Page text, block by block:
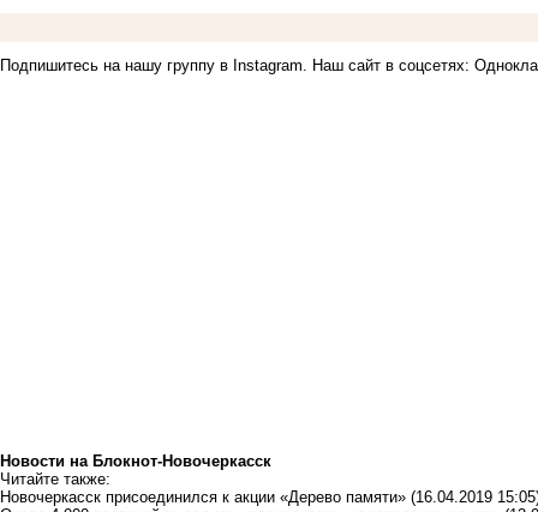
Подпишитесь на нашу группу в Instagram . Наш сайт в соцсетях:
Новости на Блoкнoт-Новочеркасск
Читайте также:
Новочеркасск присоединился к акции «Дерево памяти» (16.04.2019